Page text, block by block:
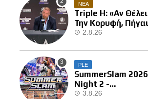
ΝΕΑ
Triple H: «Αν
Την Κορυφή,
Και Κέρδισε Την»
2.8.26
PLE
SummerSlam 2026
Night 2 -
Αποτελέσματα
3.8.26